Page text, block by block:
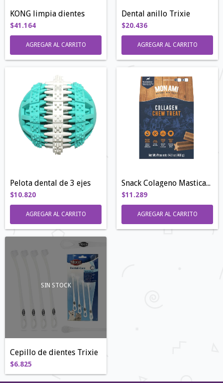
KONG limpia dientes
$41.164
AGREGAR AL CARRITO
Dental anillo Trixie
$20.436
Pelota dental de 3 ejes
$10.820
AGREGAR AL CARRITO
Snack Colageno Masticable | 400gr
$11.289
AGREGAR AL CARRITO
SIN STOCK
Cepillo de dientes Trixie
$6.825